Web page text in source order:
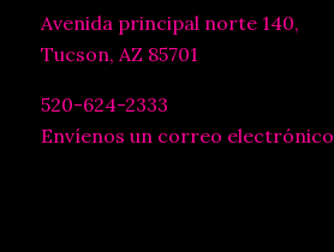
Avenida principal norte 140,
Tucson, AZ 85701
520-624-2333
Envíenos un correo electrónico